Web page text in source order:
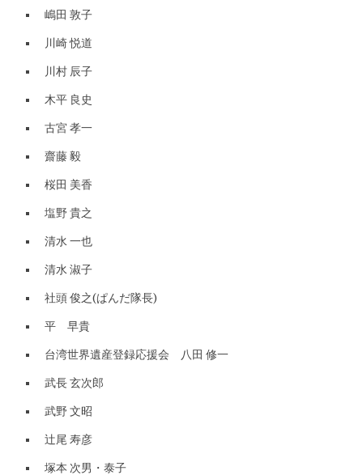
嶋田 敦子
川崎 悦道
川村 辰子
木平 良史
古宮 孝一
齋藤 毅
桜田 美香
塩野 貴之
清水 一也
清水 淑子
社頭 俊之(ぱんだ隊長)
平 早貴
台湾世界遺産登録応援会 八田 修一
武長 玄次郎
武野 文昭
辻尾 寿彦
塚本 次男・泰子